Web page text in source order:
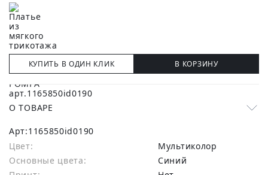
КУПИТЬ В ОДИН КЛИК В КОРЗИНУ
О ТОВАРЕ
Арт:1165850id0190
Цвет:
Мультиколор
Основные цвета:
синий